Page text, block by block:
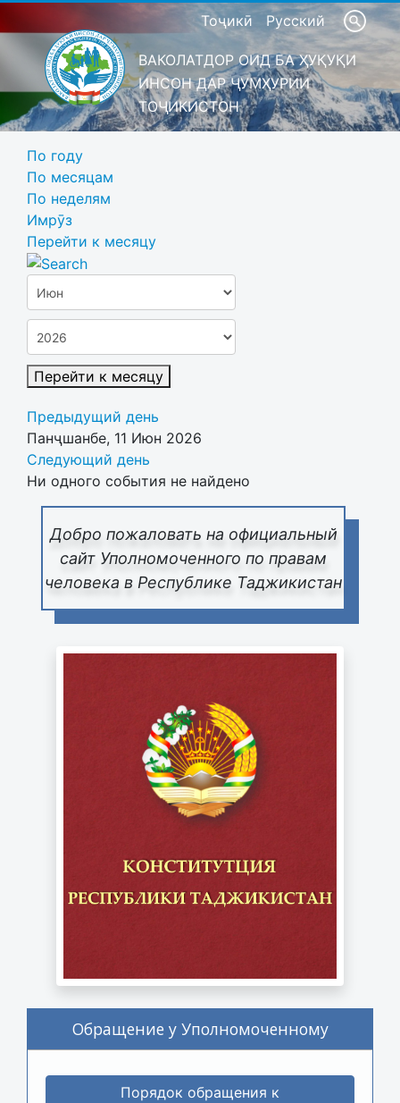
Тоҷикӣ Русский
ВАКОЛАТДОР ОИД БА ҲУҚУҚИ
ИНСОН ДАР ҶУМҲУРИИ
ТОҶИКИСТОН
Добро пожаловать на официальный
сайт Уполномоченного по правам
человека в Республике Таджикистан
Обращение у Уполномоченному
Порядок обращения к
По году
По месяцам
По неделям
Имрӯз
Перейти к месяцу
Перейти к месяцу
Предыдущий день
Панҷшанбе, 11 Июн 2026
Следующий день
Ни одного события не найдено